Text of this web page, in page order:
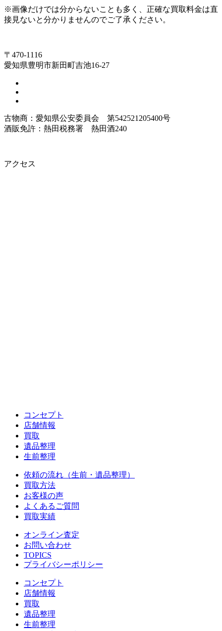
※画像だけでは分からないことも多く、正確な買取料金は直
接見ないと分かりませんのでご了承ください。
〒470-1116
愛知県豊明市新田町吉池16-27
古物商：愛知県公安委員会 第542521205400号
酒販免許：熱田税務署 熱田酒240
アクセス
コンセプト
店舗情報
買取
遺品整理
生前整理
依頼の流れ（生前・遺品整理）
買取方法
お客様の声
よくあるご質問
買取実績
オンライン査定
お問い合わせ
TOPICS
プライバシーポリシー
コンセプト
店舗情報
買取
遺品整理
生前整理